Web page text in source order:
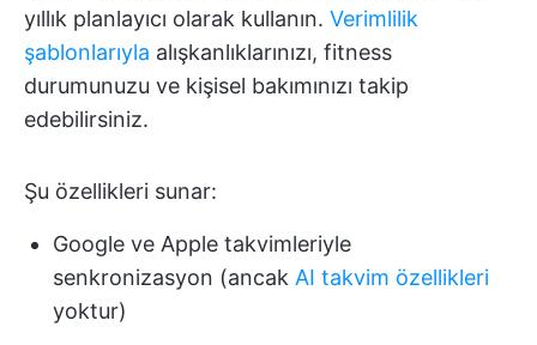
yıllık planlayıcı olarak kullanın. Verimlilik
şablonlarıyla alışkanlıklarınızı, fitness
durumunuzu ve kişisel bakımınızı takip
edebilirsiniz.
Şu özellikleri sunar:
Google ve Apple takvimleriyle
senkronizasyon (ancak AI takvim özellikleri
yoktur)